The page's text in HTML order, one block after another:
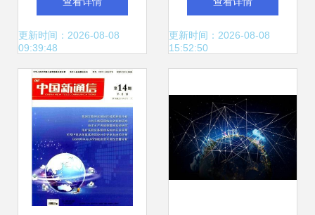
虓（深度解析）
更新时间：2026-08-08
09:39:48
漫长路
更新时间：2026-08-08
15:52:50